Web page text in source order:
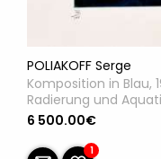
POLIAKOFF Serge
Komposition in Blau,
Radierung und
6 500.00€
1